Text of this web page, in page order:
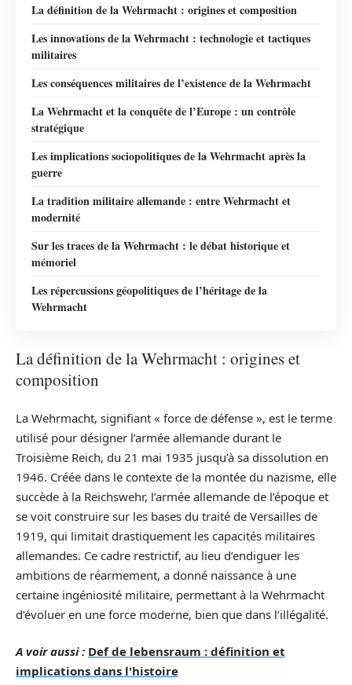
La définition de la Wehrmacht : origines et composition
Les innovations de la Wehrmacht : technologie et tactiques
militaires
Les conséquences militaires de l’existence de la Wehrmacht
La Wehrmacht et la conquête de l’Europe : un contrôle
stratégique
Les implications sociopolitiques de la Wehrmacht après la
guerre
La tradition militaire allemande : entre Wehrmacht et
modernité
Sur les traces de la Wehrmacht : le débat historique et
mémoriel
Les répercussions géopolitiques de l’héritage de la
Wehrmacht
La définition de la Wehrmacht : origines et
composition
La Wehrmacht, signifiant « force de défense », est le terme
utilisé pour désigner l’armée allemande durant le
Troisième Reich, du 21 mai 1935 jusqu’à sa dissolution en
1946. Créée dans le contexte de la montée du nazisme, elle
succède à la Reichswehr, l’armée allemande de l’époque et
se voit construire sur les bases du traité de Versailles de
1919, qui limitait drastiquement les capacités militaires
allemandes. Ce cadre restrictif, au lieu d’endiguer les
ambitions de réarmement, a donné naissance à une
certaine ingéniosité militaire, permettant à la Wehrmacht
d’évoluer en une force moderne, bien que dans l’illégalité.
A voir aussi : Def de lebensraum : définition et
implications dans l'histoire